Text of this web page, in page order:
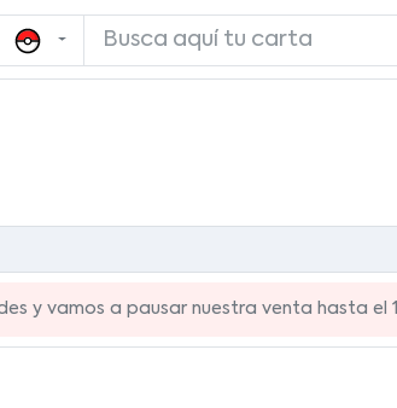
y vamos a pausar nuestra venta hasta el